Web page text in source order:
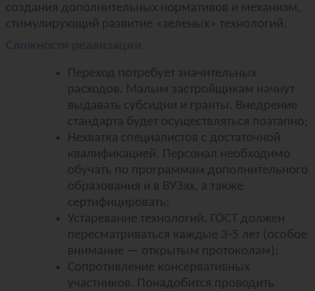
создания дополнительных нормативов и механизм,
стимулирующий развитие «зеленых» технологий.
Переход потребует значительных
расходов. Малым застройщикам начнут
выдавать субсидии и гранты. Внедрение
стандарта будет осуществляться поэтапно;
Нехватка специалистов с достаточной
квалификацией. Персонал необходимо
обучать по программам дополнительного
образования и в ВУЗах, а также
сертифицировать;
Устаревание технологий. ГОСТ должен
пересматриваться каждые 3-5 лет (особое
внимание — открытым протоколам);
Сопротивление консервативных
участников. Понадобится проводить